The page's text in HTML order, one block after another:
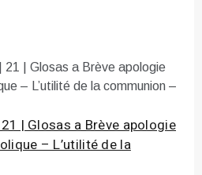
| Glosas a Brève apologie
– L’utilité de la